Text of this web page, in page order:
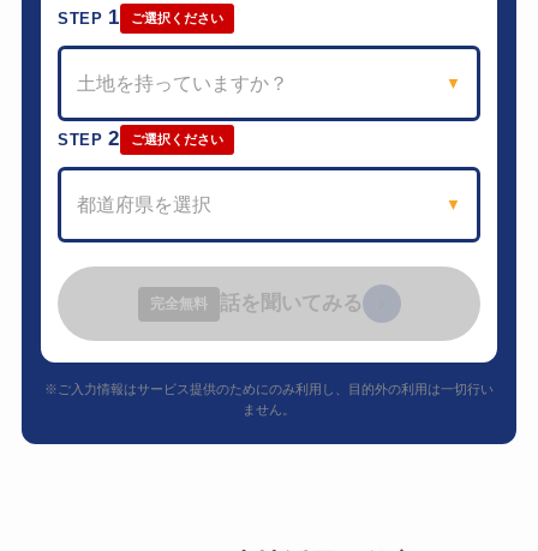
STEP 1 ご選択ください
土地を持っていますか？ ▼
STEP2 ご選択ください
都道府県を選択 ▼
完全無料 話を聞いてみる
※ご入力情報はサービス提供のためにのみ利用し、目的外の利用は一切行い
ません。